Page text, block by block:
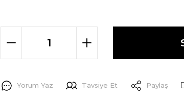
Yorum Yaz Tavsiye Et Paylaş